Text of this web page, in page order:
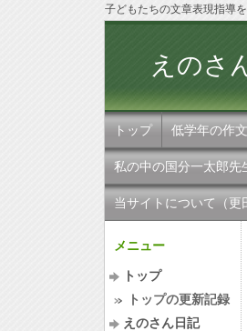
子どもたちの文章表現指導
え
トップ 低学年の作文
私の中の国分一太郎先
当サイトについて（
メニュー
トップ
トップの更新記録
えのさん日記